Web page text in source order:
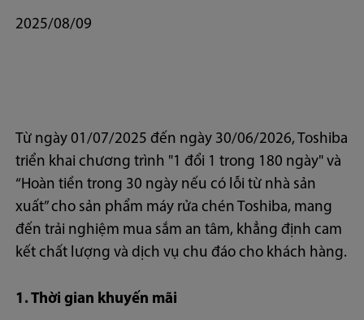
2025/08/09
Từ ngày 01/07/2025 đến ngày 30/06/2026, Toshiba
triển khai chương trình "1 đổi 1 trong 180 ngày" và
“Hoàn tiền trong 30 ngày nếu có lỗi từ nhà sản
xuất” cho sản phẩm máy rửa chén Toshiba, mang
đến trải nghiệm mua sắm an tâm, khẳng định cam
kết chất lượng và dịch vụ chu đáo cho khách hàng.
1. Thời gian khuyến mãi